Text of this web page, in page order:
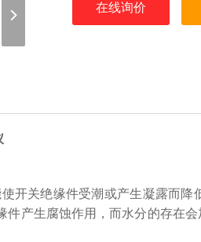
在线询价
开关绝缘件受潮或产生凝露而降
件产生腐蚀作用，而水分的存在